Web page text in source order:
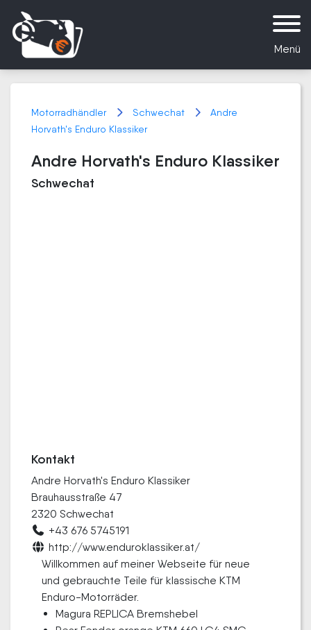
Menü
Motorradhändler Schwechat
Andre
Horvath's Enduro Klassiker
Andre Horvath's Enduro Klassiker
Schwechat
Kontakt
Andre Horvath's Enduro Klassiker
Brauhausstraße 47
2320 Schwechat
+43 676 5745191
http://www.enduroklassiker.at/
Willkommen auf meiner Webseite für neue
und gebrauchte Teile für klassische KTM
Enduro-Motorräder.
Magura REPLICA Bremshebel